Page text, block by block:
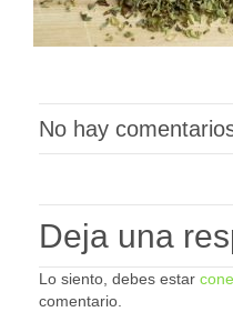
No hay
Deja una
Lo siento, debes estar
comentario.